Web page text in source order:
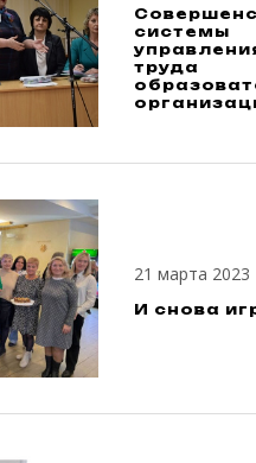
системы
труда
21 марта 2023
И снова